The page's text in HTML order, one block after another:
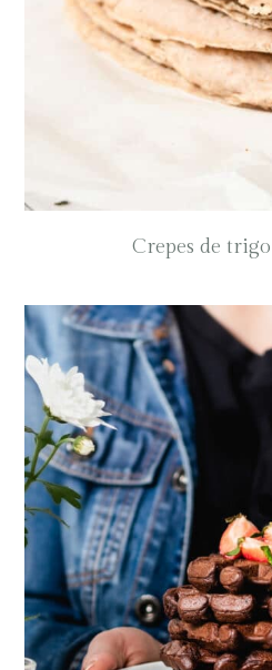
Crepes de